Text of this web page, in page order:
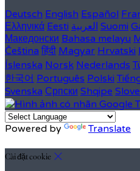
Deutsch English Español
Ελληνικά Eesti العربية Suomi
Македонски Bahasa melayu
Čeština हिंदी Magyar Hrvatski
Íslenska Norsk Nederlands
한국어 Português Polski
Svenska Српски Shqipe
Powered by Translate
Cài đặt cookie